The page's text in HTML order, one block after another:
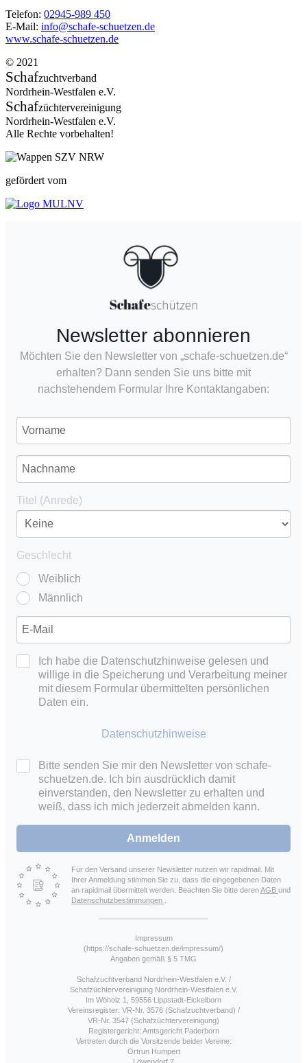
Telefon: 02945-989 450
E-Mail: info@schafe-schuetzen.de
www.schafe-schuetzen.de
© 2021
Schafzuchtverband
Nordrhein-Westfalen e.V.
Schafzüchtervereinigung
Nordrhein-Westfalen e.V.
Alle Rechte vorbehalten!
gefördert vom
Newsletter abonnieren
Möchten Sie den Newsletter von „schafe-schuetzen.de“
erhalten? Dann senden Sie uns bitte mit
nachstehendem Formular Ihre Kontaktangaben:
Titel (Anrede)
Geschlecht
Weiblich
Männlich
Ich habe die Datenschutzhinweise gelesen und
willige in die Speicherung und Verarbeitung meiner
mit diesem Formular übermittelten persönlichen
Daten ein.
Datenschutzhinweise
Bitte senden Sie mir den Newsletter von schafe-
schuetzen.de. Ich bin ausdrücklich damit
einverstanden, den Newsletter zu erhalten und
weiß, dass ich mich jederzeit abmelden kann.
Anmelden
Für den Versand unserer Newsletter nutzen wir rapidmail. Mit
Ihrer Anmeldung stimmen Sie zu, dass die eingegebenen Daten
an rapidmail übermittelt werden. Beachten Sie bitte derenAGB und
Datenschutzbestimmungen
Impressum
(https://schafe-schuetzen.de/impressum/)
Angaben gemäß § 5 TMG
Schafzuchtverband Nordrhein-Westfalen e.V. /
Schafzüchtervereinigung Nordrhein-Westfalen e.V.
Im Wöholz 1, 59556 Lippstadt-Eickelborn
Vereinsregister: VR-Nr. 3576 (Schafzuchtverband) /
VR-Nr. 3547 (Schafzüchtervereinigung)
Registergericht: Amtsgericht Paderborn
Vertreten durch die Vorsitzende beider Vereine:
Ortrun Humpert